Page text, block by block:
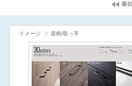
イメージ 扉柄/取っ手